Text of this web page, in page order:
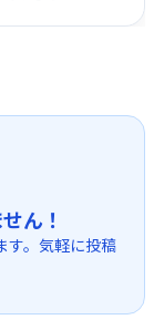
ん！
す。気軽に投稿